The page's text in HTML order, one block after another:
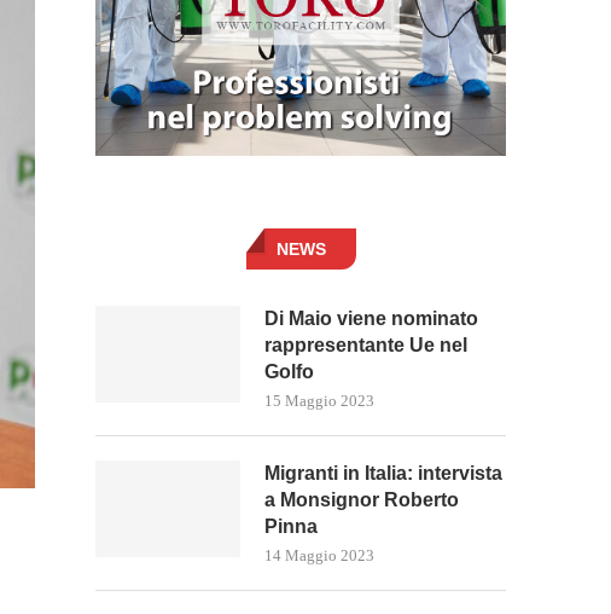
NEWS
Di Maio viene nominato
rappresentante Ue nel
Golfo
15 Maggio 2023
Migranti in Italia: intervista
a Monsignor Roberto
Pinna
14 Maggio 2023